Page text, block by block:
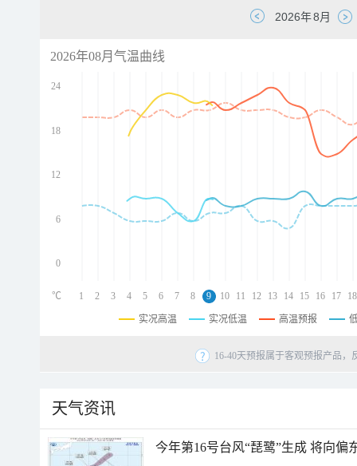
2026年08月气温曲线
24
18
12
6
0
1 2 3 4 5 6 7 8 9 10 11 12 13 14 15 16 17 18
℃
实况高温 实况低温 高温预报
16-40天预报属于客观预报产品
天气资讯
今年第16号台风“琵鹭”生成 将向偏